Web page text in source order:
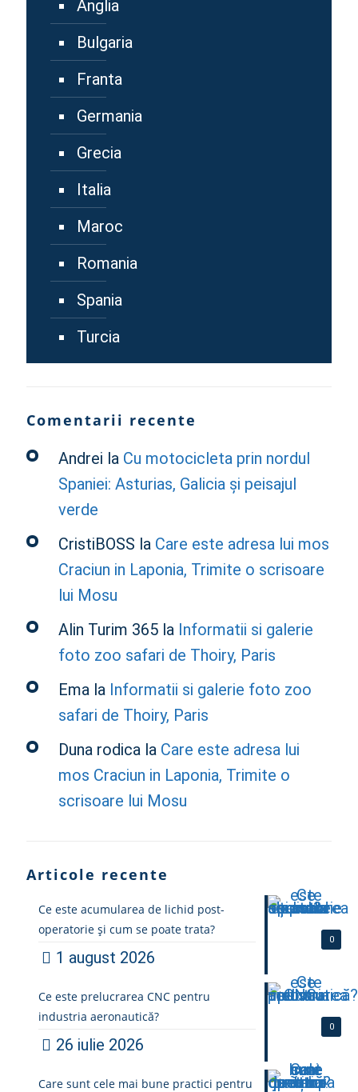
Anglia
Bulgaria
Franta
Germania
Grecia
Italia
Maroc
Romania
Spania
Turcia
Comentarii recente
Andrei la Cu motocicleta prin nordul
Spaniei: Asturias, Galicia și peisajul
verde
CristiBOSS la Care este adresa lui mos
Craciun in Laponia, Trimite o scrisoare
lui Mosu
Alin Turim 365 la Informatii si galerie
foto zoo safari de Thoiry, Paris
Ema la Informatii si galerie foto zoo
safari de Thoiry, Paris
Duna rodica la Care este adresa lui
mos Craciun in Laponia, Trimite o
scrisoare lui Mosu
Articole recente
0
Ce este acumularea de lichid post-
operatorie și cum se poate trata?
1 august 2026
0
Ce este prelucrarea CNC pentru
industria aeronautică?
26 iulie 2026
Care sunt cele mai bune practici pentru